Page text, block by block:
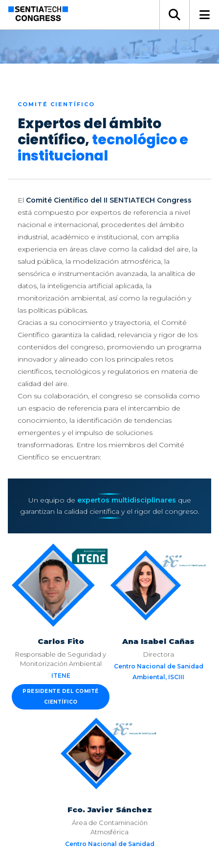
COMITÉ CIENTÍFICO
Expertos del ámbito
científico,tecnológico e
institucional
El Comité Científico del II SENTIATECH Congress
está compuesto por expertos de referencia a nivel
nacional e internacional, procedentes del ámbito
industrial, académico e institucional, con amplia
experiencia en áreas clave como la calidad del aire, la
salud pública, la modelización atmosférica, la
sensórica e instrumentación avanzada, la analítica de
datos, la inteligencia artificial aplicada, la
monitorización ambiental, así como la regulación y
las políticas públicas.
Gracias a su conocimiento y trayectoria, el Comité
Científico garantiza la calidad, relevancia y rigor de los
contenidos del congreso, promoviendo un programa
innovador y alineado con los principales retos
científicos, tecnológicos y regulatorios en materia de
calidad del aire.
Con su colaboración, el congreso se consolida como
un espacio de referencia para el intercambio de
conocimiento, la identificación de tendencias
emergentes y el impulso de soluciones
transformadoras. Entre los miembros del Comité
Científico se encuentran:
Un equipo de expertos multidisciplinares que
garantizan la calidad científica y el rigor del congreso.
Carlos Fito
Responsable de Seguridad y
Monitorización Ambiental
ITENE
PRESIDENTE DEL COMITÉ
CIENTÍFICO
Ana Isabel Cañas
Directora
Centro Nacional de Sanidad
Ambiental, ISCIII
Fco. Javier Sánchez
Área de Contaminación
Atmosférica
Centro Nacional de Sanidad